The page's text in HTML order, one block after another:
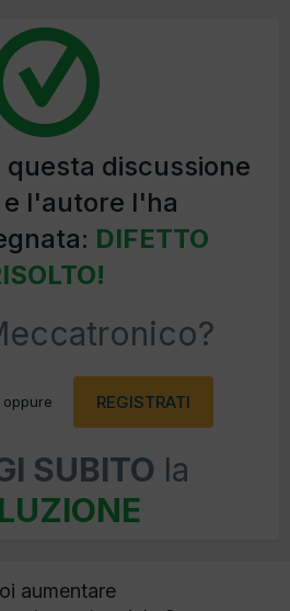
questa discussione
e l'autore l'ha
DIFETTO
oppure REGISTRATI
SUBITO la
aumentare